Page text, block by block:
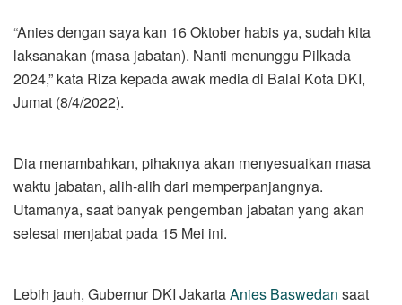
“Anies dengan saya kan 16 Oktober habis ya, sudah kita
laksanakan (masa jabatan). Nanti menunggu Pilkada
2024,” kata Riza kepada awak media di Balai Kota DKI,
Jumat (8/4/2022).
Dia menambahkan, pihaknya akan menyesuaikan masa
waktu jabatan, alih-alih dari memperpanjangnya.
Utamanya, saat banyak pengemban jabatan yang akan
selesai menjabat pada 15 Mei ini.
Lebih jauh, Gubernur DKI JakartaAnies Baswedan saat